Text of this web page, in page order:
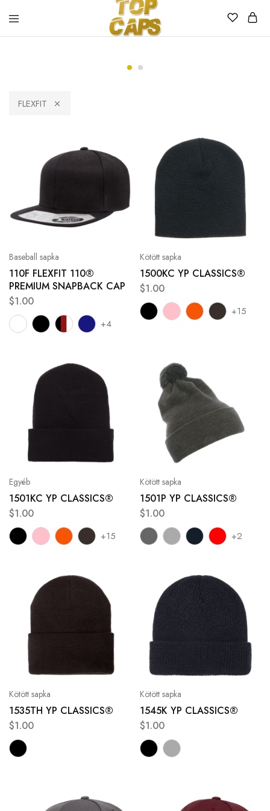
FLEXFIT
Baseball sapka
110F FLEXFIT 110®
PREMIUM SNAPBACK CAP
$1.00
+4
Kötött sapka
1500KC YP CLASSICS®
$1.00
+15
Egyéb
1501KC YP CLASSICS®
$1.00
+15
Kötött sapka
1501P YP CLASSICS®
$1.00
+2
Kötött sapka
1535TH YP CLASSICS®
$1.00
Kötött sapka
1545K YP CLASSICS®
$1.00